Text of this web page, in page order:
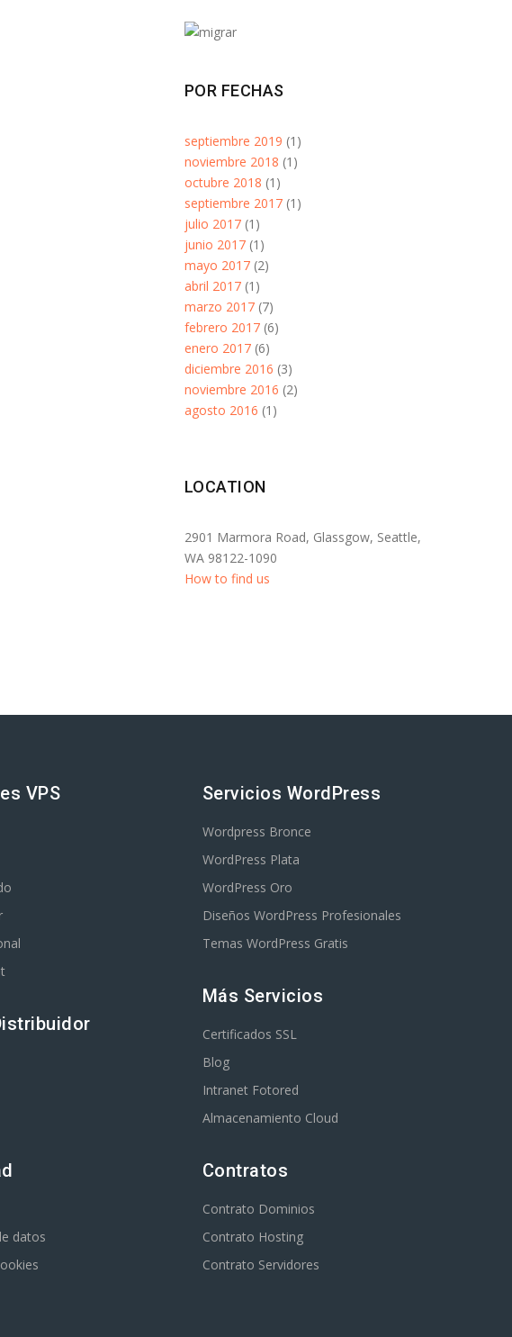
POR FECHAS
septiembre 2019 (1)
noviembre 2018 (1)
octubre 2018 (1)
septiembre 2017(1)
julio 2017(1)
junio 2017(1)
mayo 2017(2)
abril 2017(1)
marzo 2017(7)
febrero 2017(6)
enero 2017(6)
diciembre 2016 (3)
noviembre 2016 (2)
agosto 2016 (1)
LOCATION
2901 Marmora Road, Glassgow, Seattle,
WA 98122-1090
How to find us
VPS
datos
Servicios WordPress
Wordpress Bronce
WordPress Plata
WordPress Oro
Diseños WordPress Profesionales
Temas WordPress Gratis
Más Servicios
Certificados SSL
Blog
Intranet Fotored
Almacenamiento Cloud
Contratos
Contrato Dominios
Contrato Hosting
Contrato Servidores